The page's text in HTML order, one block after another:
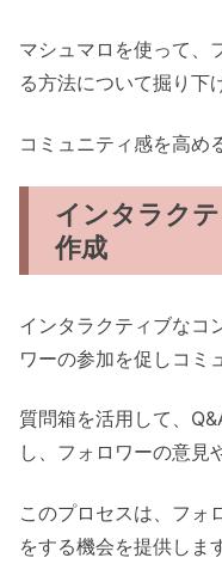
マシュマロを使って、
る方法について掘り下
コミュニティ感を高め
インタラク
作成
インタラクティブなコ
ワーの参加を促しコミ
質問箱を活用して、
し、フォロワーの意見
このプロセスは、フォ
をする機会を提供しま